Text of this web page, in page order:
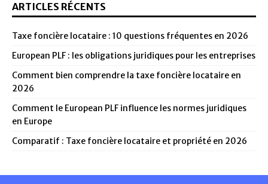
ARTICLES RÉCENTS
Taxe foncière locataire : 10 questions fréquentes en 2026
European PLF : les obligations juridiques pour les entreprises
Comment bien comprendre la taxe foncière locataire en
2026
Comment le European PLF influence les normes juridiques
en Europe
Comparatif : Taxe foncière locataire et propriété en 2026